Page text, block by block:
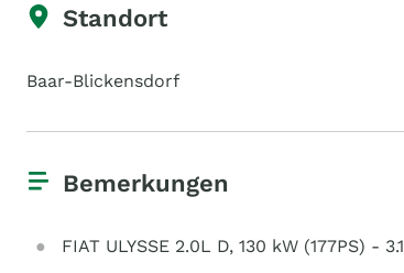
Standort
Baar-Blickensdorf
Bemerkungen
FIAT ULYSSE 2.0L D, 130 kW (177PS)